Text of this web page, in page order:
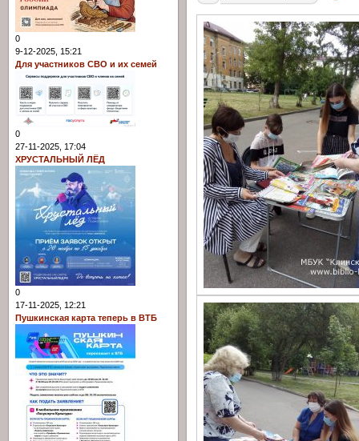
0
9-12-2025, 15:21
Для участников СВО и их семей
0
27-11-2025, 17:04
ХРУСТАЛЬНЫЙ ЛЁД
0
17-11-2025, 12:21
Пушкинская карта теперь в ВТБ